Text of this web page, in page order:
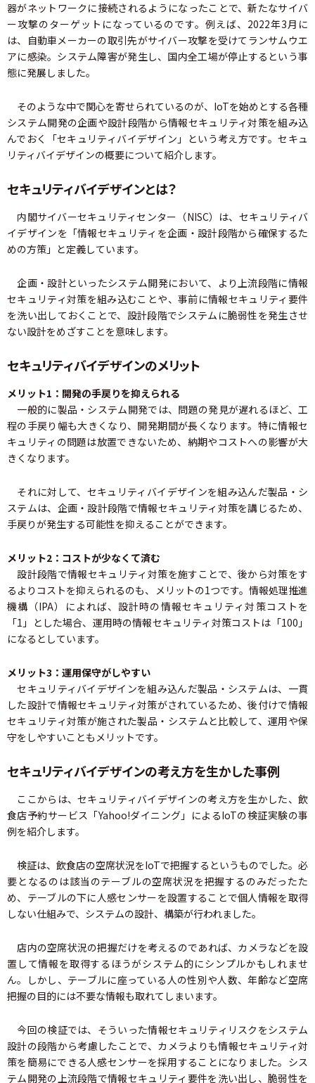
器がネットワークに接続されるようになったことで、新たなサイバ
ー攻撃のターゲットになっているのです。例えば、2022年3月に
は、自動車メーカーの取引先がサイバー攻撃を受けてランサムウエ
アに感染。システム障害が発生し、国内全工場が停止するという事
態に発展しました。
そのような中で関心を寄せられているのが、IoTを始めとする各種
システム開発の企画や設計段階から情報セキュリティ対策を組み込
んでおく「セキュリティバイデザイン」という考え方です。セキュ
リティバイデザインの概要について紹介します。
セキュリティバイデザインとは？
内閣サイバーセキュリティセンター（NISC）は、セキュリティバ
イデザインを「情報セキュリティを企画・設計段階から確保するた
めの方策」と定義しています。
企画・設計といったシステム開発において、より上流段階に情報
セキュリティ対策を組み込むことや、事前に情報セキュリティ要件
を洗い出しておくことで、設計段階でシステムに脆弱性を発生させ
ない設計をめざすことを意味します。
セキュリティバイデザインのメリット
メリット1：開発の手戻りを抑えられる
一般的に製品・システム開発では、問題の発見が遅れるほど、工
程の手戻り幅も大きくなり、開発期間が長くなります。特に情報セ
キュリティの問題は放置できないため、納期やコストへの影響が大
きくなります。
それに対して、セキュリティバイデザインを組み込んだ製品・シ
ステムは、企画・設計段階で情報セキュリティ対策を講じるため、
手戻りが発生する可能性を抑えることができます。
メリット2：コストが少なくて済む
設計段階で情報セキュリティ対策を施すことで、後から対策をす
るよりコストを抑えられるのも、メリットの1つです。情報処理推進
機構（IPA）によれば、設計時の情報セキュリティ対策コストを
「1」とした場合、運用時の情報セキュリティ対策コストは「100」
になるとしています。
メリット3：運用保守がしやすい
セキュリティバイデザインを組み込んだ製品・システムは、一貫
した設計で情報セキュリティ対策がされているため、後付けで情報
セキュリティ対策が施された製品・システムと比較して、運用や保
守をしやすいこともメリットです。
セキュリティバイデザインの考え方を生かした事例
ここからは、セキュリティバイデザインの考え方を生かした、飲
食店予約サービス「Yahoo!ダイニング」によるIoTの検証実験の事
例を紹介します。
検証は、飲食店の空席状況をIoTで把握するというものでした。必
要となるのは該当のテーブルの空席状況を把握するのみだったた
め、テーブルの下に人感センサーを設置することで個人情報を取得
しない仕組みで、システムの設計、構築が行われました。
店内の空席状況の把握だけを考えるのであれば、カメラなどを設
置して情報を取得するほうがシステム的にシンプルかもしれませ
ん。しかし、テーブルに座っている人の性別や人数、年齢など空席
把握の目的には不要な情報も取れてしまいます。
今回の検証では、そういった情報セキュリティリスクをシステム
設計の段階から考慮したことで、カメラよりも情報セキュリティ対
策を簡易にできる人感センサーを採用することになりました。シス
テム開発の上流段階で情報セキュリティ要件を洗い出し、脆弱性を